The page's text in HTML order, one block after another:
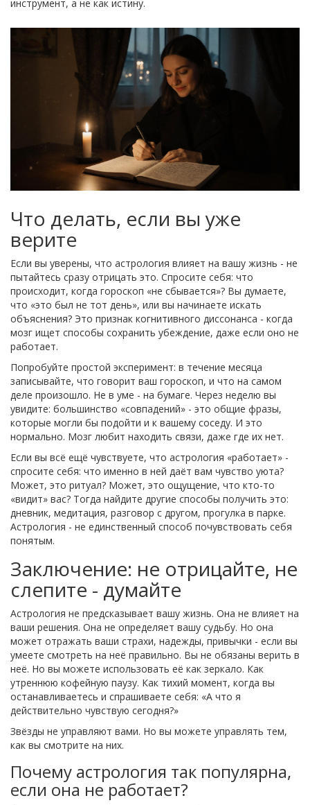
инструмент, а не как истину.
Что делать, если вы уже
верите
Если вы уверены, что астрология влияет на вашу жизнь - не
пытайтесь сразу отрицать это. Спросите себя: что
происходит, когда гороскоп «не сбывается»? Вы думаете,
что «это был не тот день», или вы начинаете искать
объяснения? Это признак когнитивного диссонанса - когда
мозг ищет способы сохранить убеждение, даже если оно не
работает.
Попробуйте простой эксперимент: в течение месяца
записывайте, что говорит ваш гороскоп, и что на самом
деле произошло. Не в уме - на бумаге. Через неделю вы
увидите: большинство «совпадений» - это общие фразы,
которые могли бы подойти и к вашему соседу. И это
нормально. Мозг любит находить связи, даже где их нет.
Если вы всё ещё чувствуете, что астрология «работает» -
спросите себя: что именно в ней даёт вам чувство уюта?
Может, это ритуал? Может, это ощущение, что кто-то
«видит» вас? Тогда найдите другие способы получить это:
дневник, медитация, разговор с другом, прогулка в парке.
Астрология - не единственный способ почувствовать себя
понятым.
Заключение: не отрицайте, не
слепите - думайте
Астрология не предсказывает вашу жизнь. Она не влияет на
ваши решения. Она не определяет вашу судьбу. Но она
может отражать ваши страхи, надежды, привычки - если вы
умеете смотреть на неё правильно. Вы не обязаны верить в
неё. Но вы можете использовать её как зеркало. Как
утреннюю кофейную паузу. Как тихий момент, когда вы
останавливаетесь и спрашиваете себя: «А что я
действительно чувствую сегодня?»
Звёзды не управляют вами. Но вы можете управлять тем,
как вы смотрите на них.
Почему астрология так популярна,
если она не работает?